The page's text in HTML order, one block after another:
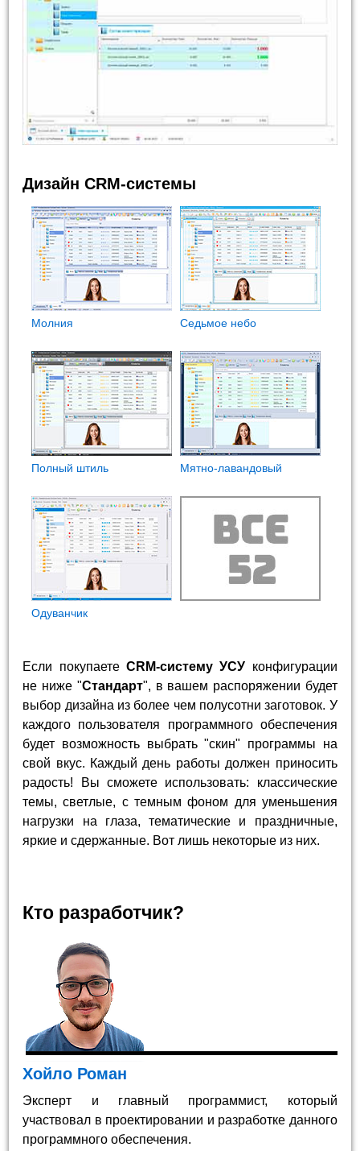
Дизайн CRM-системы
Молния Седьмое небо
Полный штиль Мятно-лавандовый
Одуванчик
Если покупаете CRM-систему УСУ конфигурации
не ниже "Стандарт", в вашем распоряжении будет
выбор дизайна из более чем полусотни заготовок. У
каждого пользователя программного обеспечения
будет возможность выбрать "скин" программы на
свой вкус. Каждый день работы должен приносить
радость! Вы сможете использовать: классические
темы, светлые, с темным фоном для уменьшения
нагрузки на глаза, тематические и праздничные,
яркие и сдержанные. Вот лишь некоторые из них.
Кто разработчик?
Хойло Роман
Эксперт и главный программист, который
участвовал в проектировании и разработке данного
программного обеспечения.